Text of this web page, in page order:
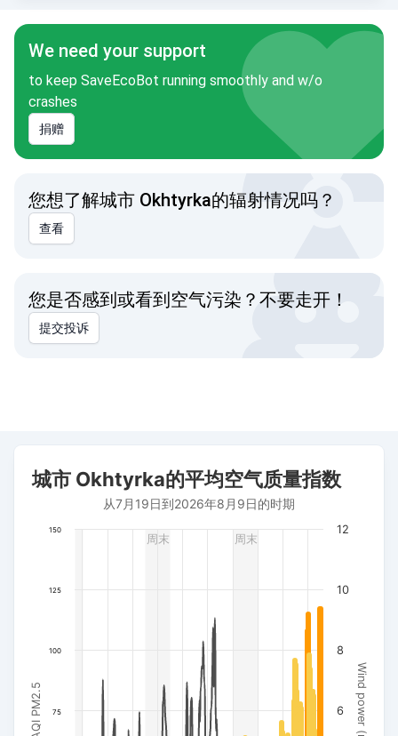
We need your support
to keep SaveEcoBot running smoothly and w/o
crashes
捐赠
您想了解城市 Okhtyrka的辐射情况吗？
查看
您是否感到或看到空气污染？不要走开！
提交投诉
Combination chart with 3 data series.
从7月19日到2026年8月9日的时期
The chart has 1 X axis displaying 日期. Data ranges from
The chart has 3 Y axes displaying AQI PM2.5, Wind power
周末
周末
AQI PM2.5 Wind power (m/s)
城市 Okhtyrka的平均空气质量指数
从7月19日到2026年8月9日的时期
75
100
125
150
6
8
10
12